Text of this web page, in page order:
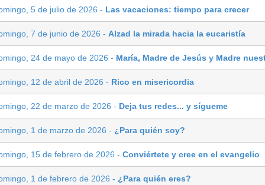
5 de julio de 2026 - Las vacaciones: tiempo para crecer
7 de junio de 2026 - Alzad la mirada hacia la eucaristía
24 de mayo de 2026 - María, Madre de Jesús y Madre
12 de abril de 2026 - Rico en misericordia
22 de marzo de 2026 - Deja tus redes... y sígueme
1 de marzo de 2026 - ¿Para quién soy?
15 de febrero de 2026 - Conviértete y cree en el evangelio
1 de febrero de 2026 - ¿Para quién eres?